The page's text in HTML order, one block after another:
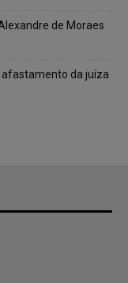
de Moraes
da juíza